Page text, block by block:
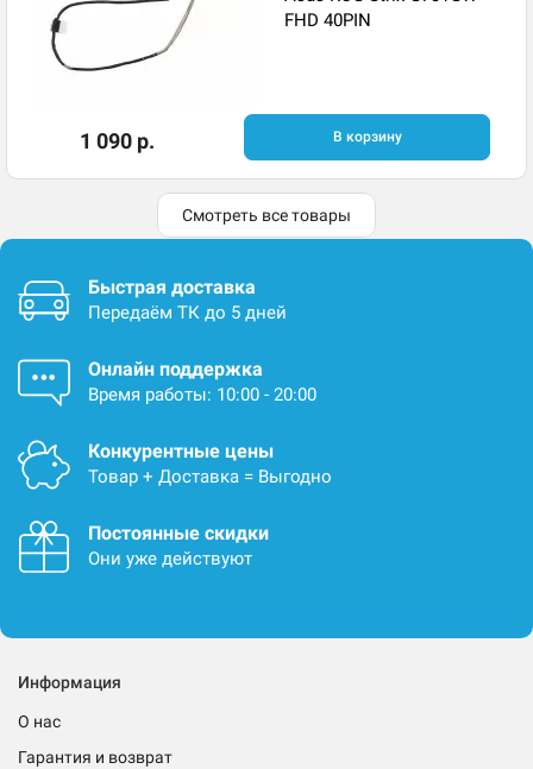
FHD 40PIN
1 090 р. В корзину
Смотреть все товары
Быстрая доставка
Передаём ТК до 5 дней
Онлайн поддержка
Время работы: 10:00 - 20:00
Конкурентные цены
Товар + Доставка = Выгодно
Постоянные скидки
Они уже действуют
Информация
О нас
Гарантия и возврат